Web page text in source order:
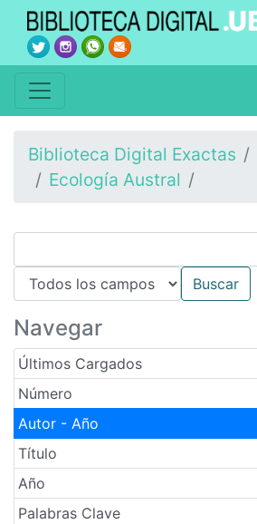
Biblioteca Digital Exactas
Ecología Austral
Navegar
Últimos Cargados
Número
Autor - Año
Título
Año
Palabras Clave